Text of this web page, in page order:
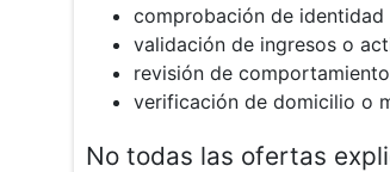
comprobación de identidad
validación de ingresos o
revisión de
verificación de domicilio o
No todas las ofertas